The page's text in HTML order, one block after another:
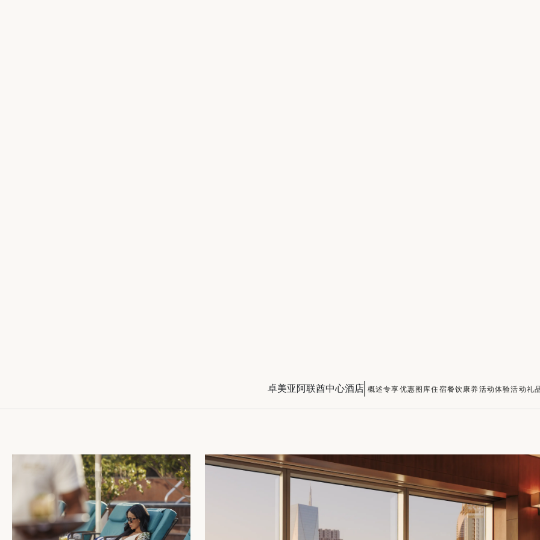
卓美亚阿联酋中心酒店 概述专享优惠图库住宿餐饮康养活动体验活动礼